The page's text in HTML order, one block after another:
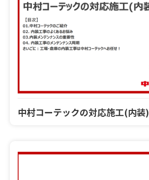
中村コーテックの対応施工(内装)